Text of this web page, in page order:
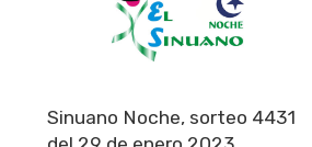
Sinuano Noche, sorteo 4431